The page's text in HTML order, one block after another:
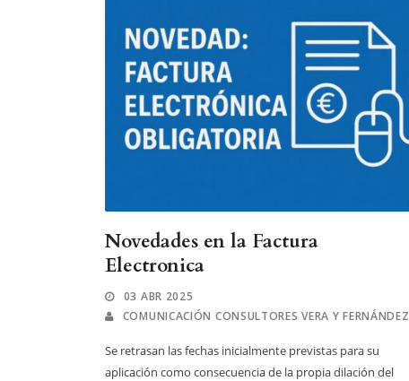
Novedades en la Factura
Electronica
03 ABR 2025
COMUNICACIÓN CONSULTORES VERA Y FERNÁNDEZ
Se retrasan las fechas inicialmente previstas para su
aplicación como consecuencia de la propia dilación del